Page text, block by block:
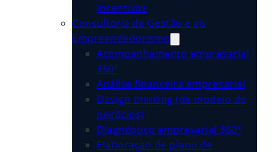
Incentivos
Consultoria de Gestão e ao
Empreendedorismo
Acompanhamento empresarial
360º
Análise financeira empresarial
Design thinking (de modelo de
negócios)
Diagnóstico empresarial 360º
Elaboração de plano de